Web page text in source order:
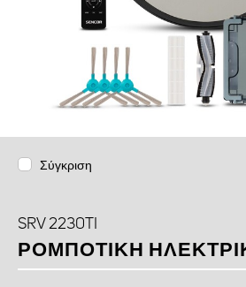
Σύγκριση
SRV 2230TI
ΡΟΜΠΟΤΙΚΉ